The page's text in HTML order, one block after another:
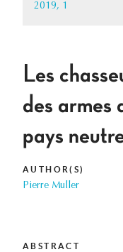
2019, 1
Les
des armes
pays
AUTHOR(S)
Pierre Muller
ABSTRACT